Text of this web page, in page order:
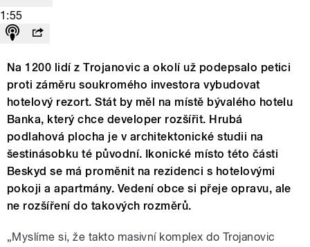
1:55
Na 1200 lidí z Trojanovic a okolí už podepsalo petici
proti záměru soukromého investora vybudovat
hotelový rezort. Stát by měl na místě bývalého hotelu
Banka, který chce developer rozšířit. Hrubá
podlahová plocha je v architektonické studii na
šestinásobku té původní. Ikonické místo této části
Beskyd se má proměnit na rezidenci s hotelovými
pokoji a apartmány. Vedení obce si přeje opravu, ale
ne rozšíření do takových rozměrů.
„Myslíme si, že takto masivní komplex do Trojanovic